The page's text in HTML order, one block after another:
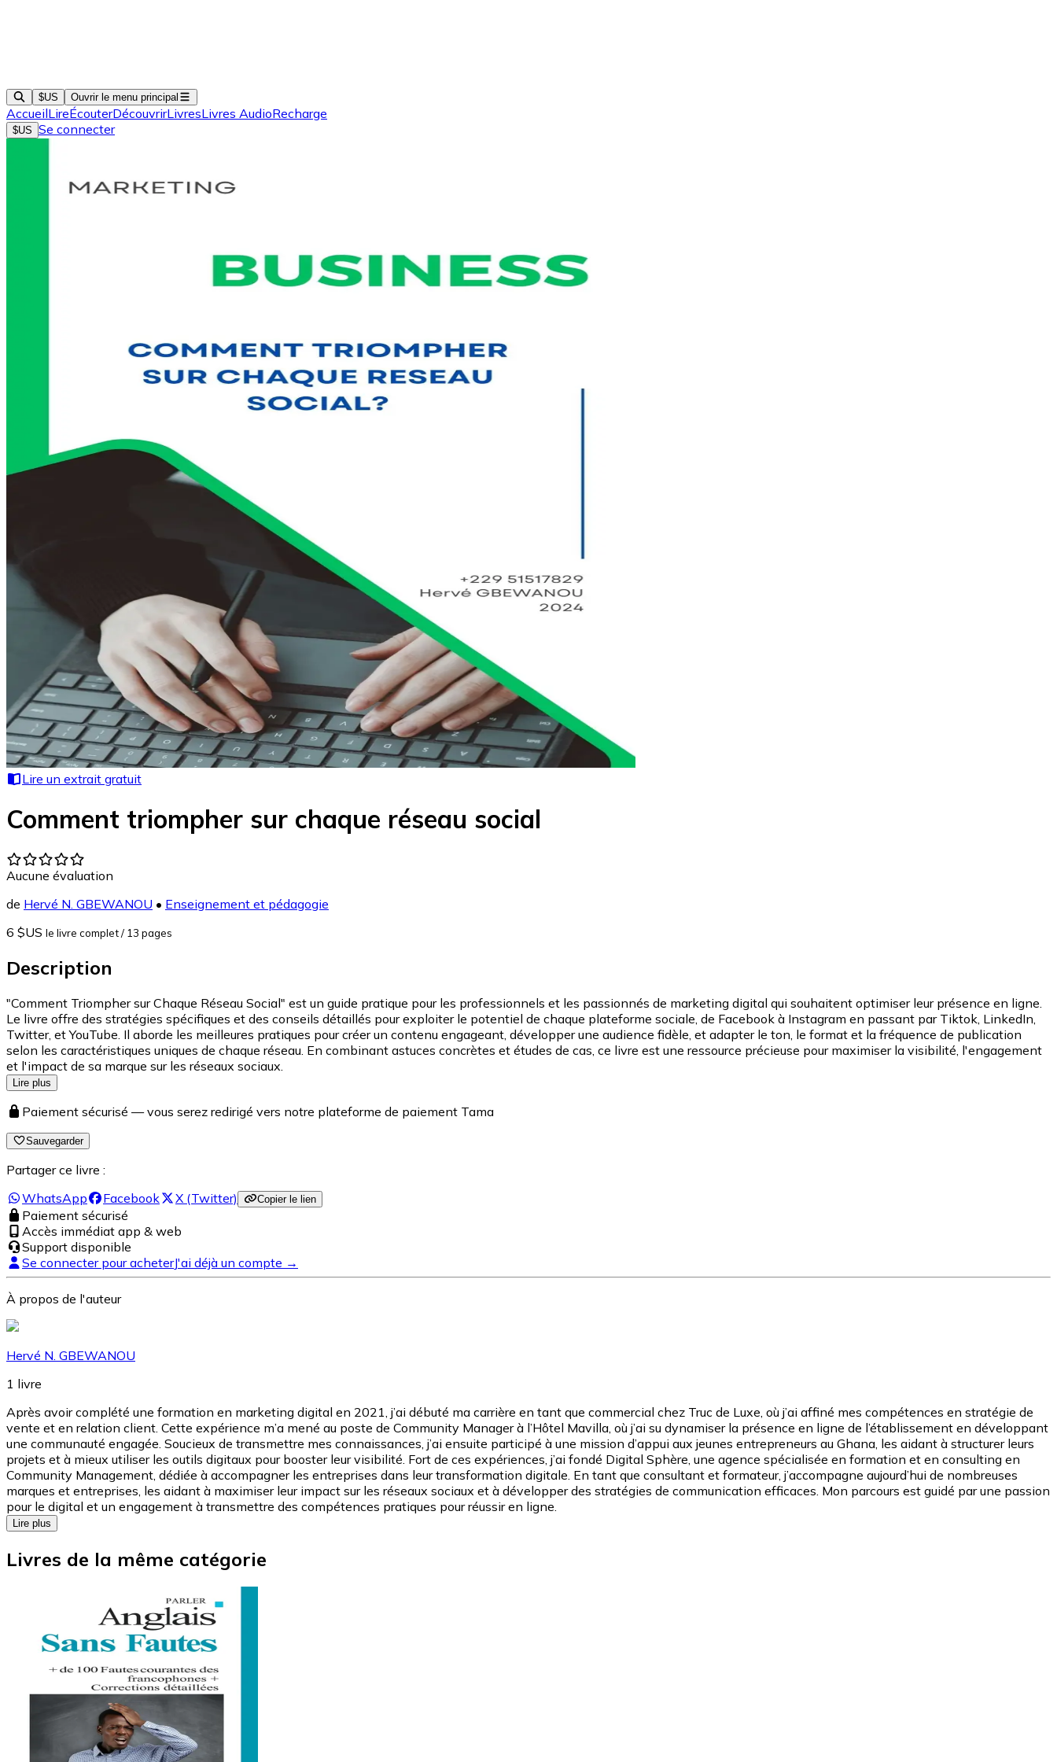
$US Ouvrir le menu principal
AccueilLireÉcouterDécouvrirLivresLivres AudioRecharge
$US Se connecter
Lire un extrait gratuit
Comment triompher sur chaque réseau social
Aucune évaluation
de Hervé N. GBEWANOU • Enseignement et pédagogie
6 $US le livre complet/ 13 pages
Description
"Comment Triompher sur Chaque Réseau Social" est un guide pratique pour les professionnels et les passionnés de marketing digital qui souhaitent optimiser leur présence en ligne.
Le livre offre des stratégies spécifiques et des conseils détaillés pour exploiter le potentiel de chaque plateforme sociale, de Facebook à Instagram en passant par Tiktok, LinkedIn,
Twitter, et YouTube. Il aborde les meilleures pratiques pour créer un contenu engageant, développer une audience fidèle, et adapter le ton, le format et la fréquence de publication
selon les caractéristiques uniques de chaque réseau. En combinant astuces concrètes et études de cas, ce livre est une ressource précieuse pour maximiser la visibilité, l'engagement
et l'impact de sa marque sur les réseaux sociaux.
Lire plus
Paiement sécurisé — vous serez redirigé vers notre plateforme de paiement Tama
Sauvegarder
Partager ce livre :
WhatsApp
Facebook X (Twitter) Copier le lien
Paiement sécurisé
Accès immédiat app & web
Support disponible
Se connecter pour acheterJ'ai déjà un compte →
À propos de l'auteur
Hervé N. GBEWANOU
1 livre
Après avoir complété une formation en marketing digital en 2021, j’ai débuté ma carrière en tant que commercial chez Truc de Luxe, où j’ai affiné mes compétences en stratégie de
vente et en relation client. Cette expérience m’a mené au poste de Community Manager à l’Hôtel Mavilla, où j’ai su dynamiser la présence en ligne de l’établissement en développant
une communauté engagée. Soucieux de transmettre mes connaissances, j’ai ensuite participé à une mission d’appui aux jeunes entrepreneurs au Ghana, les aidant à structurer leurs
projets et à mieux utiliser les outils digitaux pour booster leur visibilité. Fort de ces expériences, j’ai fondé Digital Sphère, une agence spécialisée en formation et en consulting en
Community Management, dédiée à accompagner les entreprises dans leur transformation digitale. En tant que consultant et formateur, j’accompagne aujourd’hui de nombreuses
marques et entreprises, les aidant à maximiser leur impact sur les réseaux sociaux et à développer des stratégies de communication efficaces. Mon parcours est guidé par une passion
pour le digital et un engagement à transmettre des compétences pratiques pour réussir en ligne.
Lire plus
Livres de la même catégorie